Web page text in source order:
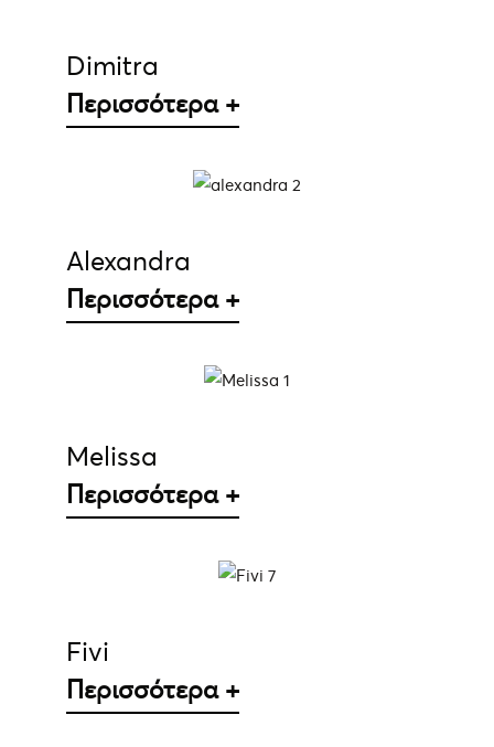
Dimitra
Περισσότερα +
ΛΕΠΤΟΜΈΡΕΙΕΣ
Αlexandra
Περισσότερα +
ΛΕΠΤΟΜΈΡΕΙΕΣ
Melissa
Περισσότερα +
ΛΕΠΤΟΜΈΡΕΙΕΣ
Fivi
Περισσότερα +